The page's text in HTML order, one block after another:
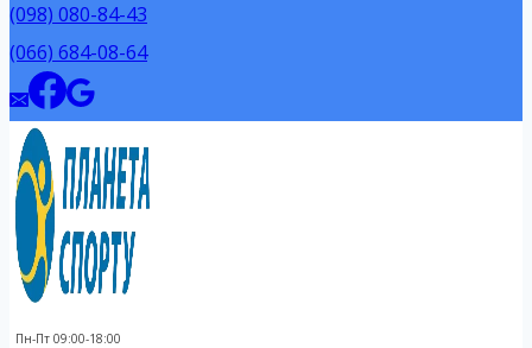
(098) 080-84-43
(066) 684-08-64
Пн-Пт 09:00-18:00